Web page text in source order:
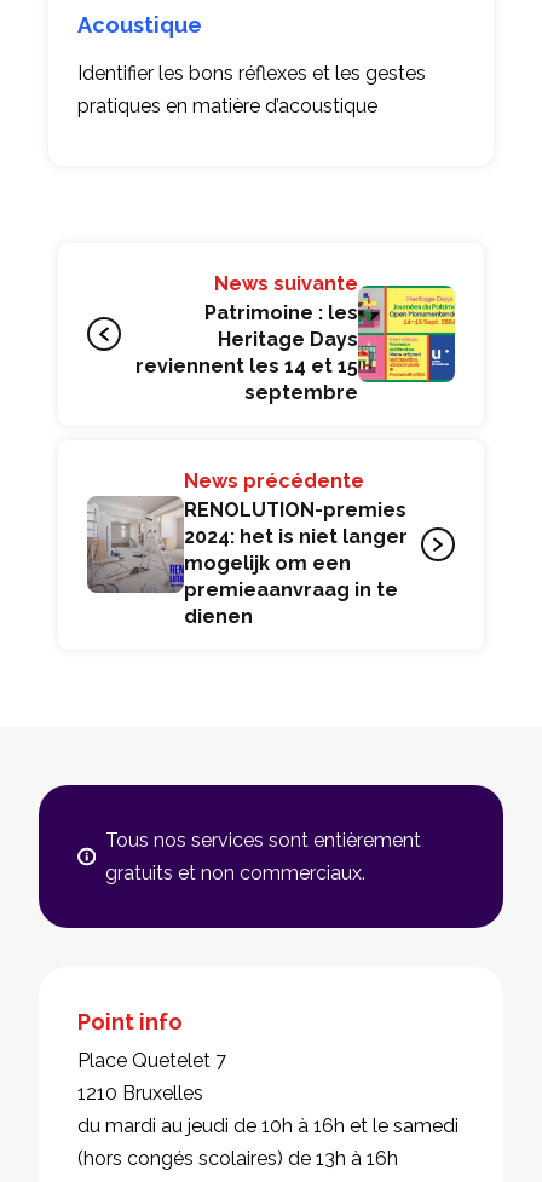
Acoustique
Identifier les bons réflexes et les gestes
pratiques en matière d’acoustique
News suivante
Patrimoine : les
Heritage Days
reviennent les 14 et 15
septembre
News précédente
RENOLUTION-premies
2024: het is niet langer
mogelijk om een
premieaanvraag in te
dienen
Tous nos services sont entièrement
gratuits et non commerciaux.
Point info
Place Quetelet 7
1210 Bruxelles
du mardi au jeudi de 10h à 16h et le samedi
(hors congés scolaires) de 13h à 16h